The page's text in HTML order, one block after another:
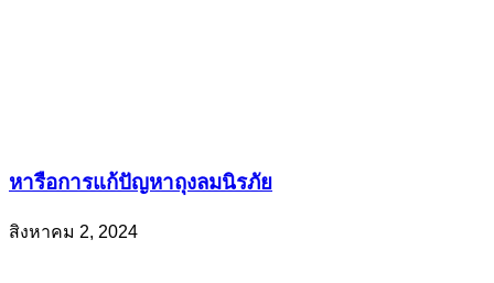
หารือการแก้ปัญหาถุงลมนิรภัย
สิงหาคม 2, 2024